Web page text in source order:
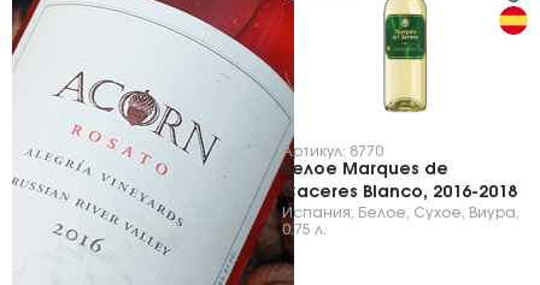
Артикул: 8770
Белое Marques de
Caceres Blanco, 2016-2018
Испания Белое Сухое Виура
0.75 л.